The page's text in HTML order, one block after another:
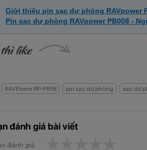
Giới thiệu pin sạc dự phòng RAVpower
Pin sạc dự phòng RAVpower PB008 -
RAVPower RP-PB18 pin sạc dự phòng sạc dự
đánh giá bài viết
đánh giá